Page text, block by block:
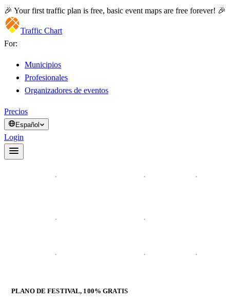
🎉 Your first traffic plan is free, basic event maps are free forever! 🎉
Traffic Chart
For:
Municipios
Profesionales
Organizadores de eventos
Precios
Español
Login
PLANO DE FESTIVAL, 100% GRATIS